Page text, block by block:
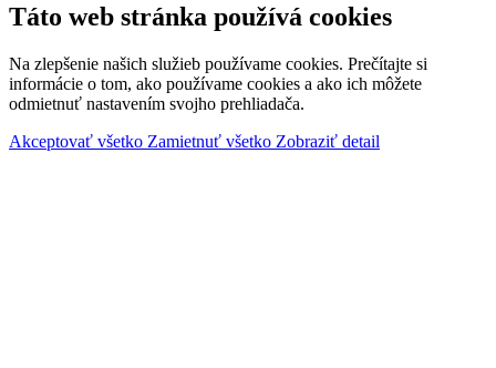
Táto web stránka používá cookies
Na zlepšenie našich služieb používame cookies. Prečítajte si
informácie o tom, ako používame cookies a ako ich môžete
odmietnuť nastavením svojho prehliadača.
Akceptovať všetko Zamietnuť všetko Zobraziť detail